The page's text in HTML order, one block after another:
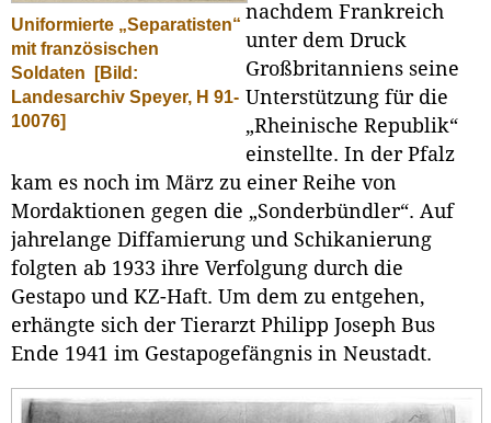
Uniformierte „Separatisten“
mit französischen
Soldaten
[Bild:
Landesarchiv Speyer, H 91-
10076]
nachdem Frankreich
unter dem Druck
Großbritanniens seine
Unterstützung für die
„Rheinische Republik“
einstellte. In der Pfalz
kam es noch im März zu einer Reihe von
Mordaktionen gegen die „Sonderbündler“. Auf
jahrelange Diffamierung und Schikanierung
folgten ab 1933 ihre Verfolgung durch die
Gestapo und KZ-Haft. Um dem zu entgehen,
erhängte sich der Tierarzt Philipp Joseph Bus
Ende 1941 im Gestapogefängnis in Neustadt.